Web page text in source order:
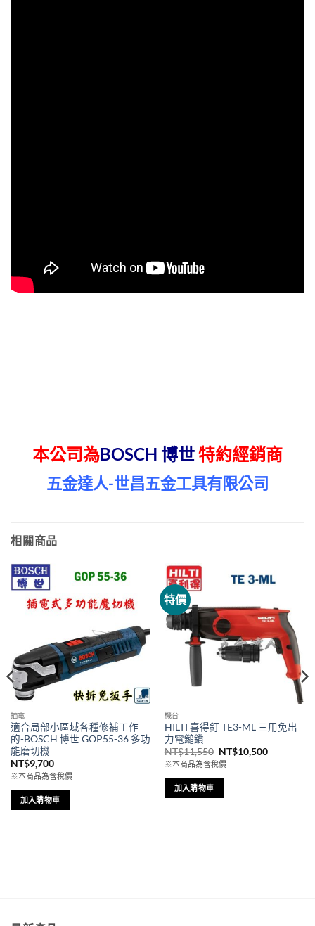
本公司為BOSCH 博世特約經銷商
五金達人-世昌五金工具有限公司
相關商品
插電
適合局部小區域各種修補工作
的-BOSCH 博世 GOP55-36 多功
能磨切機
NT$9,700
※本商品為含稅價
加入購物車
特價
機台
HILTI 喜得釘 TE3-ML 三用免出
力電鎚鑽
NT$11,550 原
始
價
格：
NT$10,500目
※本商品為含稅價
加入購物車